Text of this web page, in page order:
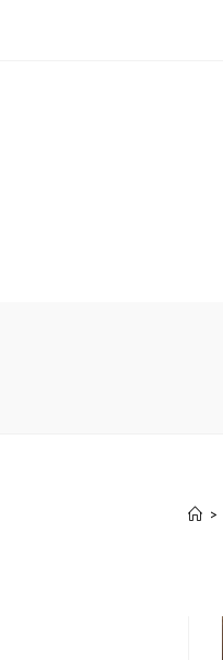
>